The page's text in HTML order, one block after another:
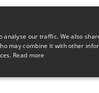
analyse our traffic. We also
may combine it with other
Read more